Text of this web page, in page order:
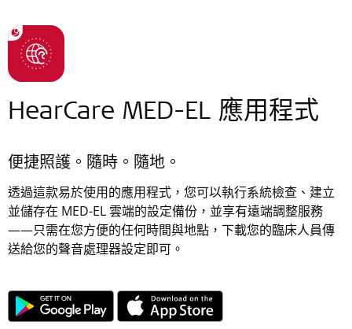
HearCare MED-EL 應用程式
便捷照護。隨時。隨地。
透過這款易於使用的應用程式，您可以執行系統檢查、建立
並儲存在 MED-EL 雲端的設定備份，並享有遠端調整服務
——只需在您方便的任何時間與地點，下載您的臨床人員傳
送給您的聲音處理器設定即可。